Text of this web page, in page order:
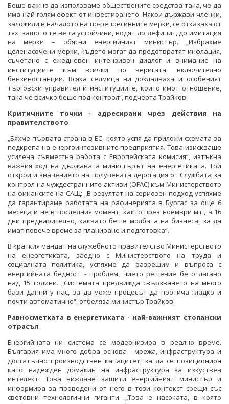
Беше важно да използваме обществените средства така, че да
има най-голям ефект от инвестирането. Някои държави членки,
заложили в началото на по-репресивните мерки, се отказаха от
тях, защото те не са устойчиви, водят до дефицит, до имитация
на мерки – обясни енергийният министър. „Избрахме
целенасочени мерки, където могат да предотвратят инфлация,
съчетано с ежедневен интензивен диалог и внимание на
институциите към всички по веригата, включително
бензиностанции. Всяка седмица ни докладваха и особеният
търговски управител и институциите, които имот отношение,
така че всичко беше под контрол“, подчерта Трайков.
Критичните точки - адресирани чрез действия на
правителството
„Бяхме първата страна в ЕС, която успя да приложи схемата за
подкрепа на енергоинтезивните предприятия. Това изискваше
усилена съвместна работа с Европейската комисия“, изтъкна
важния ход на държавата министърът на енергетиката. Той
открои и значението на получената дерогация от Службата за
контрол на чуждестранните активи (OFAC) към Министерството
на финансите на САЩ: „В резултат на сериозен подход успяхме
да гарантираме работата на рафинерията в Бургас за още 6
месеца и не в последния момент, както през ноември м.г., а 16
дни предварително, каквато беше молбата на бизнеса, за да
имат повече време за планиране и подготовка“.
В краткия мандат на служебното правителство Министерството
на енергетиката, заедно с Министерството на труда и
социалната политика, успяхме да разрешим и въпроса с
енергийната бедност - проблем, чието решение бе отлагано
над 15 години. „Системата предвижда свързването на много
бази данни у нас, за да може процесът да протича гладко и
почти автоматично“, отбеляза министър Трайков.
Равносметката в енергетиката - най-важният стопански
отрасъл
Енергийната ни система се модернизира в реално време.
България има много добра основа - мрежа, инфраструктура и
достатъчно производствен капацитет, за да се позиционира
като надежден домакин на инфраструктура за изкуствен
интелект. Това виждане защити енергийният министър и
информира за проведени от него в този контекст срещи със
световни технологични гиганти. „Това е насоката, в която